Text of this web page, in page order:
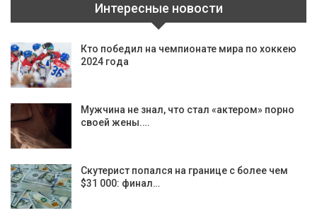
Интересные новости
Кто победил на чемпионате мира по хоккею
2024 года
Мужчина не знал, что стал «актером» порно
своей жены.…
Скутерист попался на границе с более чем
$31 000: финал…